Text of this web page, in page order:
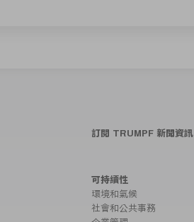
訂閱 TRUMPF 新聞資訊
可持續性
環境和氣候
社會和公共事務